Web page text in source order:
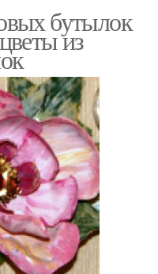
бутылок
из